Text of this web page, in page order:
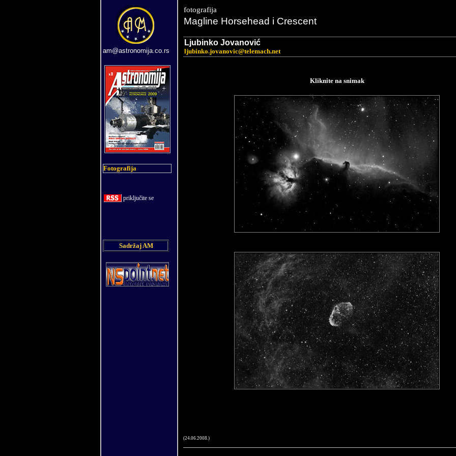
am@astronomija.co.rs
Fotografija
priključite se
Sadržaj AM
fotografija
Magline Horsehead i Crescent
Ljubinko Jovanović
ljubinko.jovanovic@telemach.net
Kliknite na snimak
(24 06 .2008 .)